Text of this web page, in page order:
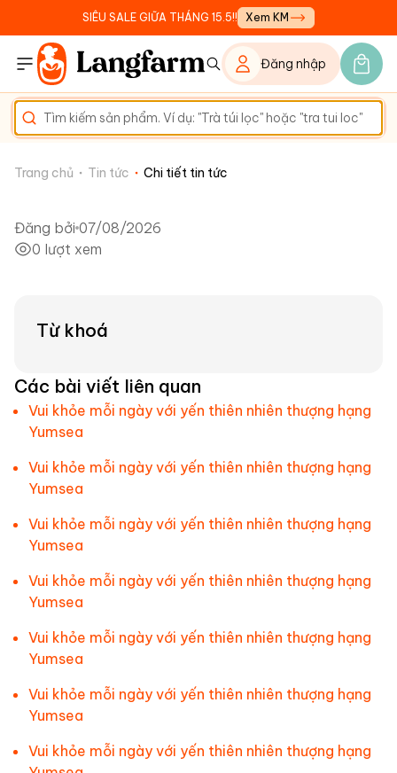
SIÊU SALE GIỮA THÁNG 15.5!! Xem KM
Đăng nhập
Trang chủ Tin tức Chi tiết tin tức
Đăng bởi 07/08/2026
0 lượt xem
Từ khoá
Các bài viết liên quan
Vui khỏe mỗi ngày với yến thiên nhiên thượng hạng
Yumsea
Vui khỏe mỗi ngày với yến thiên nhiên thượng hạng
Yumsea
Vui khỏe mỗi ngày với yến thiên nhiên thượng hạng
Yumsea
Vui khỏe mỗi ngày với yến thiên nhiên thượng hạng
Yumsea
Vui khỏe mỗi ngày với yến thiên nhiên thượng hạng
Yumsea
Vui khỏe mỗi ngày với yến thiên nhiên thượng hạng
Yumsea
Vui khỏe mỗi ngày với yến thiên nhiên thượng hạng